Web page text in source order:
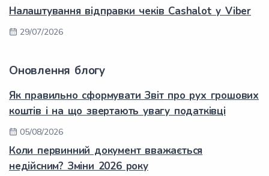
Налаштування відправки чеків Cashalot у Viber
29/07/2026
Оновлення блогу
Як правильно сформувати Звіт про рух грошових
коштів і на що звертають увагу податківці
05/08/2026
Коли первинний документ вважається
недійсним? Зміни 2026 року